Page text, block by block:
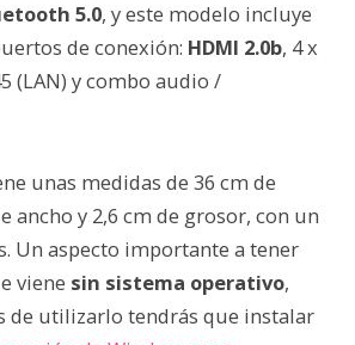
5.0, y este modelo incluye
de conexión: HDMI 2.0b, 4 x
(LAN) y combo audio /
unas medidas de 36 cm de
ancho y 2,6 cm de grosor, con un
Un aspecto importante a tener
viene sin sistema operativo,
de utilizarlo tendrás que instalar